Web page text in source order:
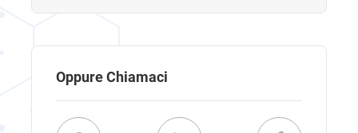
Oppure Chiamaci